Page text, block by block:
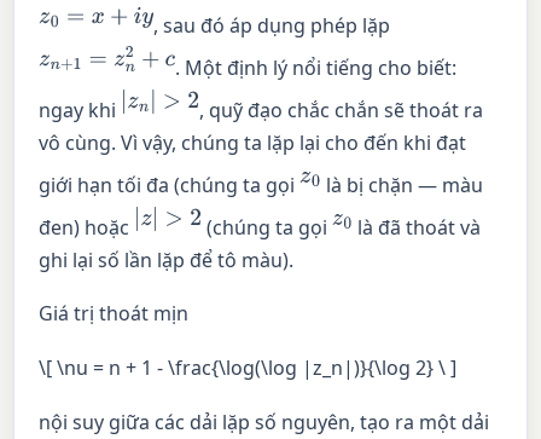
z0 =x+ iy
, sau đó áp dụng phép lặp
zn+1 =zn2+ c
. Một định lý nổi tiếng cho biết:
ngay khi |zn |>2
, quỹ đạo chắc chắn sẽ thoát ra
vô cùng. Vì vậy, chúng ta lặp lại cho đến khi đạt
giới hạn tối đa (chúng ta gọiz0 là bị chặn — màu
đen) hoặc |z >2 (chúng ta gọi z0 là đã thoát và
ghi lại số lần lặp để tô màu).
Giá trị thoát mịn
\[ \nu = n + 1 - \frac{\log(\log |z_n|)}{\log 2} \ ]
nội suy giữa các dải lặp số nguyên, tạo ra một dải